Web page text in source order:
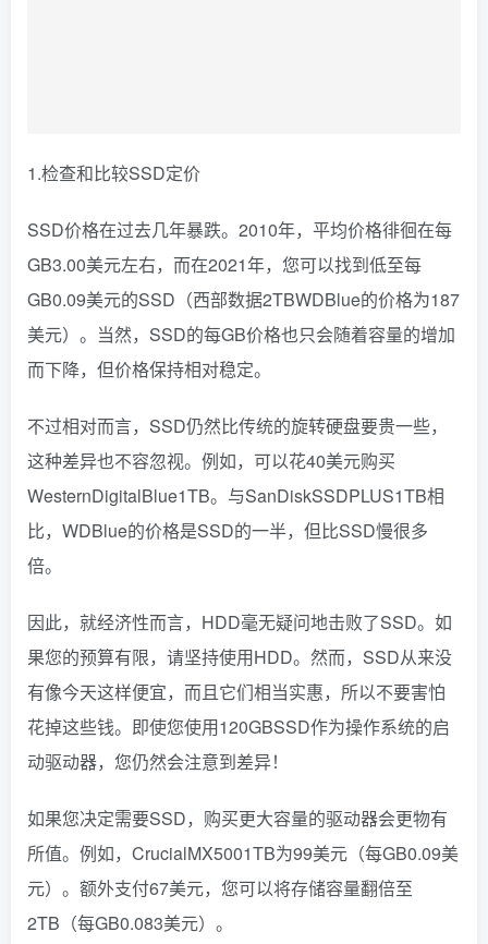
1.检查和比较SSD定价
SSD价格在过去几年暴跌。2010年，平均价格徘徊在每
GB3.00美元左右，而在2021年，您可以找到低至每
GB0.09美元的SSD（西部数据2TBWDBlue的价格为187
美元）。当然，SSD的每GB价格也只会随着容量的增加
而下降，但价格保持相对稳定。
不过相对而言，SSD仍然比传统的旋转硬盘要贵一些，
这种差异也不容忽视。例如，可以花40美元购买
WesternDigitalBlue1TB。与SanDiskSSDPLUS1TB相
比，WDBlue的价格是SSD的一半，但比SSD慢很多
倍。
因此，就经济性而言，HDD毫无疑问地击败了SSD。如
果您的预算有限，请坚持使用HDD。然而，SSD从来没
有像今天这样便宜，而且它们相当实惠，所以不要害怕
花掉这些钱。即使您使用120GBSSD作为操作系统的启
动驱动器，您仍然会注意到差异！
如果您决定需要SSD，购买更大容量的驱动器会更物有
所值。例如，CrucialMX5001TB为99美元（每GB0.09美
元）。额外支付67美元，您可以将存储容量翻倍至
2TB（每GB0.083美元）。